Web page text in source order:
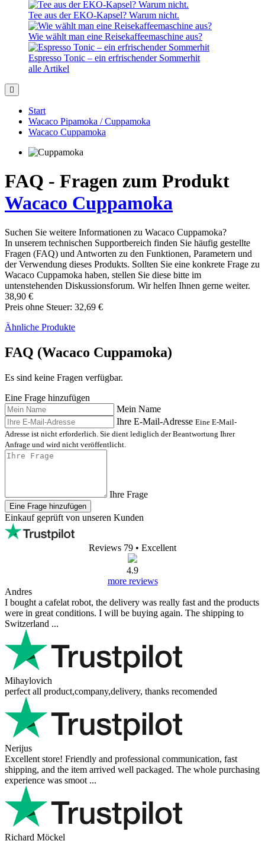
Tee aus der EKO-Kapsel? Warum nicht.
Wie wählt man eine Reisekaffeemaschine aus?
Espresso Tonic – ein erfrischender Sommerhit
alle Artikel
Start
Wacaco Pipamoka / Cuppamoka
Wacaco Cuppamoka
FAQ - Fragen zum Produkt
Wacaco Cuppamoka
Suchen Sie weitere Informationen zu Wacaco Cuppamoka?
In unserem technischen Supportbereich finden Sie häufig gestellte
Fragen (FAQ) und Antworten zu den Funktionen, Parametern und
der Verwendung dieses Produkts. Sollten Sie eine konkrete Frage zu
Wacaco Cuppamoka haben, stellen Sie diese bitte im
untenstehenden Diskussionsforum. Wir helfen Ihnen gerne weiter.
38,90 €
Preis ohne Steuer: 32,69 €
Ähnliche Produkte
FAQ (Wacaco Cuppamoka)
Es sind keine Fragen verfügbar.
Eine Frage hinzufügen
Mein Name
Ihre E-Mail-Adresse Eine E-Mail-
Adresse ist nicht erforderlich. Sie dient lediglich der Beantwortung Ihrer
Anfrage und wird nicht veröffentlicht.
Ihre Frage
Eine Frage hinzufügen
Einkauf geprüft von unseren Kunden
Reviews 79 • Excellent
4.9
more reviews
Andres
I bought a cafelat robot, the delivery was really fast and the products
were in great conditions. I will be buying again. The shipping to
Switzerland ...
Mihaylovich
perfect all product,company,delivery, thanks recomended
Nerijus
Excellent store! Friendly and professional communication, fast
shipping, and the item arrived well packaged. The whole purchasing
experience was smoot ...
Richard Möckel